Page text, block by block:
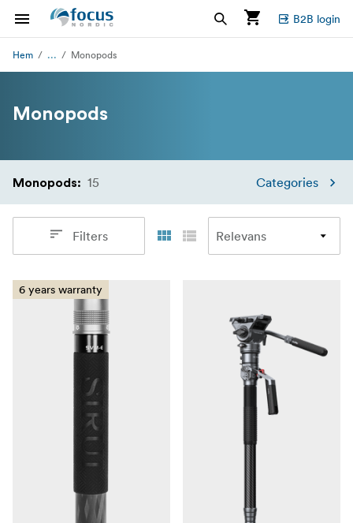
B2B login
Hem ... Monopods
Monopods
Monopods: 15 Categories
Filters
6 years warranty